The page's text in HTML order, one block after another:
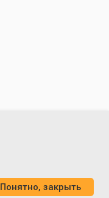
Понятно, закрыть